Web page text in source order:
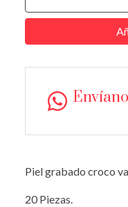
Piel grabado croco
20 Piezas.